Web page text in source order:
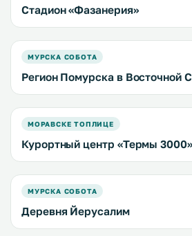
Стадион «Фазанерия»
МУРСКА СОБОТА
Регион Помурска в Восточной
МОРАВСКЕ ТОПЛИЦЕ
Курортный центр «Термы 3000»
МУРСКА СОБОТА
Деревня Йерусалим